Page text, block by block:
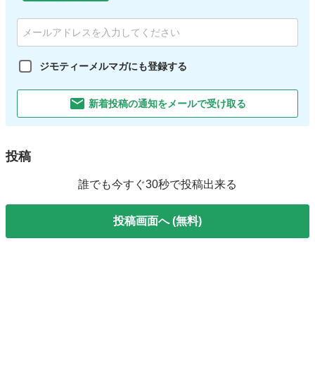
ジモティーメルマガにも登録する
新着投稿の通知をメールで受け取る
投稿
誰でも今すぐ30秒で投稿出来る
投稿画面へ (無料)